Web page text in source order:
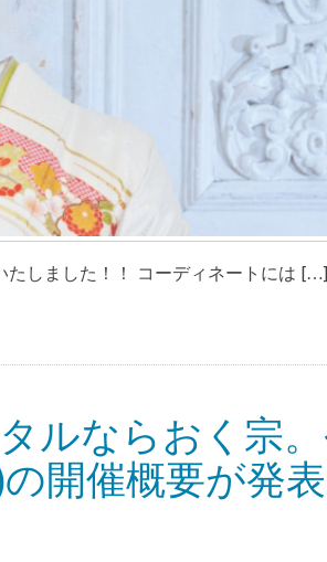
たしました！！ コーディネートには […]
ルならおく宗
開催概要が発